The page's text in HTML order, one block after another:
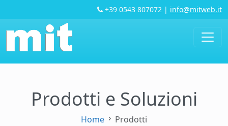
+39 0543 807072 | info@mitweb.it
Prodotti e Soluzioni
Home Prodotti